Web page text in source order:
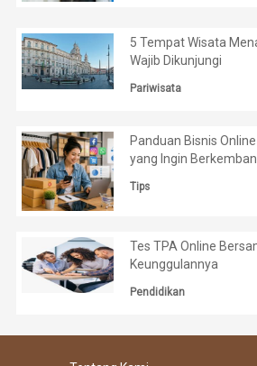
5 Tempat Wisata
Wajib Dikunjungi
Pariwisata
Panduan Bisnis
yang Ingin
Tips
Tes TPA Online
Keunggulannya
Pendidikan